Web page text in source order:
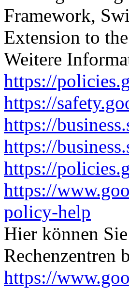
Framework,
Extension to
Weitere
https://
https://
https://
https://
https://
https://
policy-help
Hier können
Rechenzentren
https://